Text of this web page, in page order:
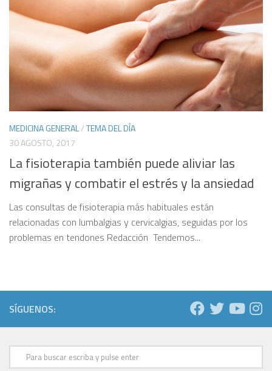
MEDICINA GENERAL/TEMA DEL DÍA
30 AGOSTO, 2017
La fisioterapia también puede aliviar las
migrañas y combatir el estrés y la ansiedad
Las consultas de fisioterapia más habituales están
relacionadas con lumbalgias y cervicalgias, seguidas por los
problemas en tendones Redacción Tendemos...
SÍGUENOS: